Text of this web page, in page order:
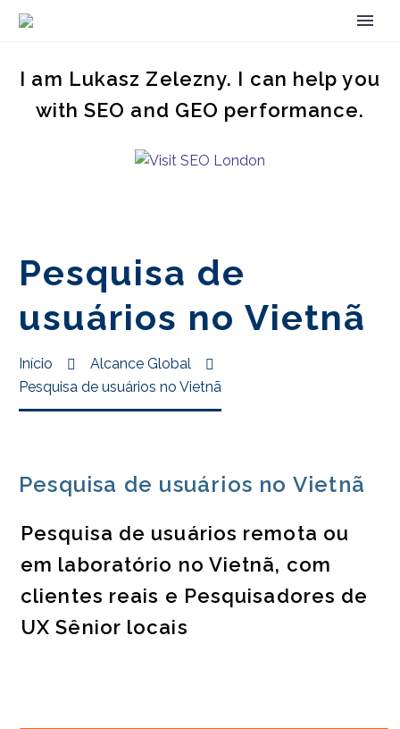
I am Lukasz Zelezny. I can help you
with SEO and GEO performance.
Pesquisa de
usuários no Vietnã
Início
Alcance Global
Pesquisa de usuários no Vietnã
Pesquisa de usuários no Vietnã
Pesquisa de usuários remota ou
em laboratório no Vietnã, com
clientes reais e Pesquisadores de
UX Sênior locais